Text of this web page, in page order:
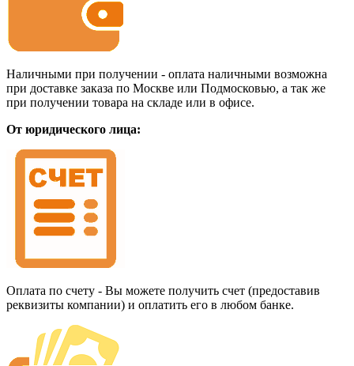
Наличными при получении - оплата наличными возможна
при доставке заказа по Москве или Подмосковью, а так же
при получении товара на складе или в офисе.
От юридического лица:
Оплата по счету - Вы можете получить счет (предоставив
реквизиты компании) и оплатить его в любом банке.